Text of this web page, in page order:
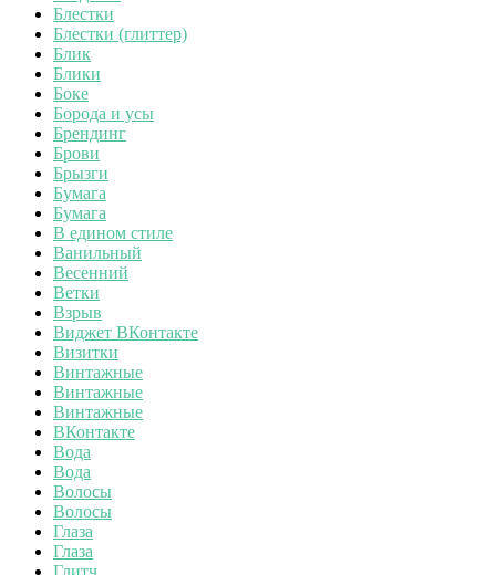
Блестки
Блестки (глиттер)
Блик
Блики
Боке
Борода и усы
Брендинг
Брови
Брызги
Бумага
Бумага
В едином стиле
Ванильный
Весенний
Ветки
Взрыв
Виджет ВКонтакте
Визитки
Винтажные
Винтажные
Винтажные
ВКонтакте
Вода
Вода
Волосы
Волосы
Глаза
Глаза
Глитч